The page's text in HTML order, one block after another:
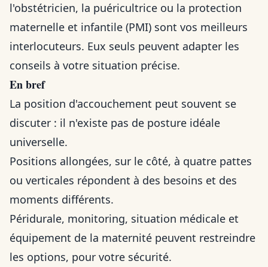
l'obstétricien, la puéricultrice ou la protection
maternelle et infantile (PMI) sont vos meilleurs
interlocuteurs. Eux seuls peuvent adapter les
conseils à votre situation précise.
En bref
La position d'accouchement peut souvent se
discuter : il n'existe pas de posture idéale
universelle.
Positions allongées, sur le côté, à quatre pattes
ou verticales répondent à des besoins et des
moments différents.
Péridurale, monitoring, situation médicale et
équipement de la maternité peuvent restreindre
les options, pour votre sécurité.